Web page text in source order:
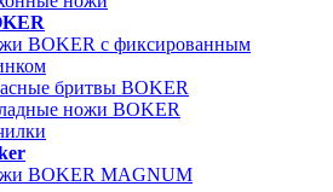
BOKER с фиксированным
бритвы BOKER
ножи BOKER
BOKER MAGNUM